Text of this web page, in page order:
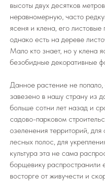
высоты двух десятков
неравномерную, часто
ясеня и клена, его
однако есть на дереве
Мало кто знает, но у клена
безобидные декоративные
Данное растение не
завезено в нашу страну из
больше сотни лет назад и
садово-парковом
озеленения территорий,
лесных полос, для
культура эта не сама
борщевику распространили
восторге от живучести и